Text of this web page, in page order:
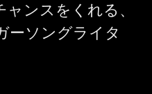
ンスをくれる、
ーソングライタ